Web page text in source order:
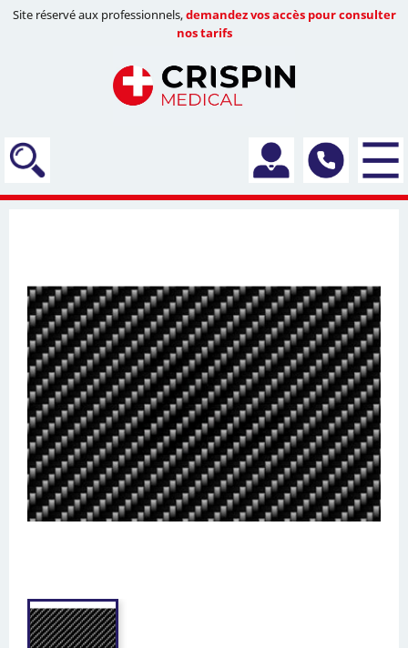
Site réservé aux professionnels,demandez vos accès pour consulter
nos tarifs